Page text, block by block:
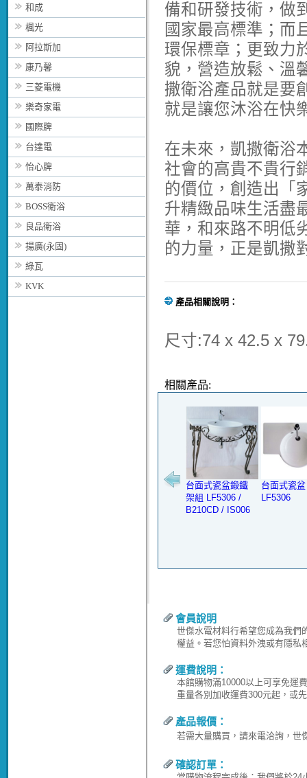
和成
楓光
阿拉斯加
康乃馨
三菱電機
樂奇家電
國際牌
台達電
怡心牌
萬泰消防
BOSS衛浴
良品衛浴
揚廣(永固)
綠瓦
KVK
備和研發技術，做
國家最高標準；而
環保標章；更致力
貌，營造放鬆、溫
撒衛浴產品就是要
就是讓您沐浴在快
在未來，凱撒衛浴
社會的高貴不貴行
的價位，創造出「
升精緻品味生活盡
華，和來路不明低
的力量，正是凱撒
產品相關說明：
尺寸:74 x 42.5 x
相關產品:
台面式瓷盆鍛鐵
架組 LF5306 /
B210CD / IS006
台面式瓷盆
LF5306
會員說明
世傑水電材料行希望您成為我們
權益。若您怕資料外洩或有隱私
運費說明：
本館購物滿10000以上可享免運
重量各別加收運費300元起，或
產品報價：
若需大量購買，請來電洽詢，世
確認訂單：